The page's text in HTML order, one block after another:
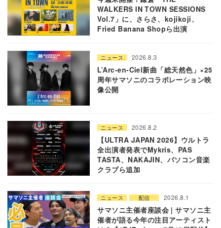
WALKERS IN TOWN SESSIONS
Vol.7」に、さらさ、kojikoji、
Fried Banana Shopら出演
ニュース 2026.8.3
L’Arc-en-Ciel新曲「総天然色」×25
周年サマソニのコラボレーション映
像公開
ニュース 2026.8.2
【ULTRA JAPAN 2026】ウルトラ
全出演者発表でMykris、PAS
TASTA、NAKAJIN、パソコン音楽
クラブら追加
ニュース 配信 2026.8.1
サマソニ主催者座談会 | サマソニ主
催者が語る今年の注目アーティスト